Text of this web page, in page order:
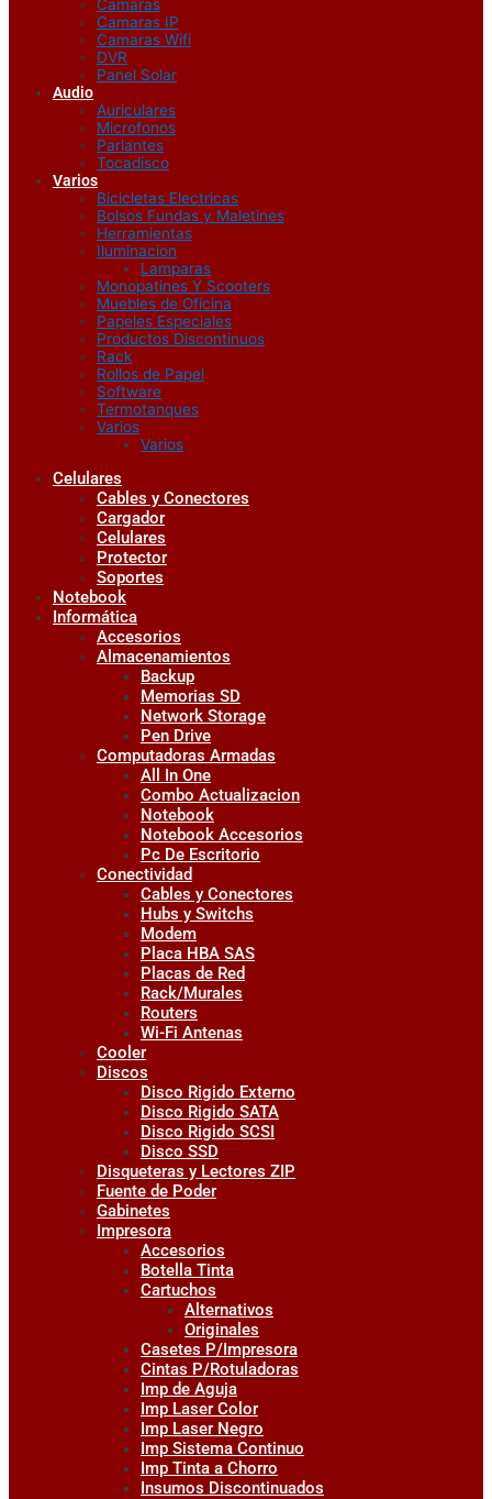
Camaras
Camaras IP
Camaras Wifi
DVR
Panel Solar
Audio
Auriculares
Microfonos
Parlantes
Tocadisco
Varios
Bicicletas Electricas
Bolsos Fundas y Maletines
Herramientas
Iluminacion
Lamparas
Monopatines Y Scooters
Muebles de Oficina
Papeles Especiales
Productos Discontinuos
Rack
Rollos de Papel
Software
Termotanques
Varios
Varios
Celulares
Cables y Conectores
Cargador
Celulares
Protector
Soportes
Notebook
Informática
Accesorios
Almacenamientos
Backup
Memorias SD
Network Storage
Pen Drive
Computadoras Armadas
All In One
Combo Actualizacion
Notebook
Notebook Accesorios
Pc De Escritorio
Conectividad
Cables y Conectores
Hubs y Switchs
Modem
Placa HBA SAS
Placas de Red
Rack/Murales
Routers
Wi-Fi Antenas
Cooler
Discos
Disco Rigido Externo
Disco Rigido SATA
Disco Rigido SCSI
Disco SSD
Disqueteras y Lectores ZIP
Fuente de Poder
Gabinetes
Impresora
Accesorios
Botella Tinta
Cartuchos
Alternativos
Originales
Casetes P/Impresora
Cintas P/Rotuladoras
Imp de Aguja
Imp Laser Color
Imp Laser Negro
Imp Sistema Continuo
Imp Tinta a Chorro
Insumos Discontinuados